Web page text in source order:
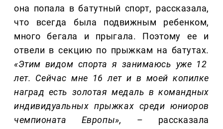
она попала в батутный спорт, рассказала,
что всегда была подвижным ребенком,
много бегала и прыгала. Поэтому ее и
отвели в секцию по прыжкам на батутах.
«Этим видом спорта я занимаюсь уже 12
лет. Сейчас мне 16 лет и в моей копилке
наград есть золотая медаль в командных
индивидуальных прыжках среди юниоров
чемпионата Европы»,
– рассказала